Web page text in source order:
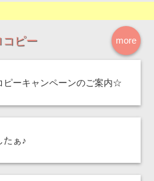
more
コピー
ピーキャンペーンのご案内☆
たぁ♪